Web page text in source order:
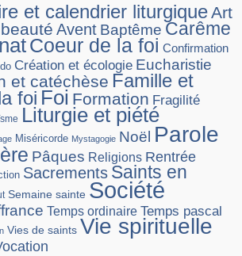
et calendrier liturgiqueArt
Avent Baptême Carême
Coeur de la foi Confirmation
Création et écologie Eucharistie
et catéchèse Famille et
foi Foi Formation Fragilité
Liturgie et piété
Miséricorde Mystagogie Noël Parole
Pâques Religions Rentrée
Sacrements Saints en
Semaine sainte Société
Temps ordinaire Temps pascal
Vies de saints Vie spirituelle